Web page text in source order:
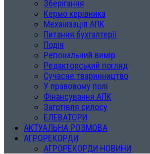
Зберігання
Кермо керівника
Механізація АПК
Питання бухгалтерії
Подія
Регіональний вимір
Редакторський погляд
Сучасне тваринництво
У правовому полі
Фінансування АПК
Заготівля силосу
ЕЛЕВАТОРИ
АКТУАЛЬНА РОЗМОВА
АГРОРЕКОРДИ
АГРОРЕКОРДИ НОВИНИ